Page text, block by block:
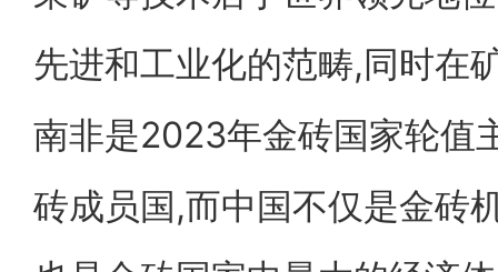
先进和工业化的范畴,同时在
南非是2023年金砖国家轮值
砖成员国,而中国不仅是金砖